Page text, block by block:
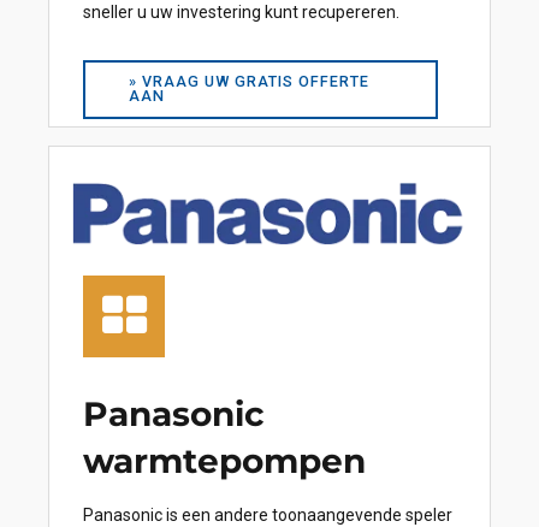
sneller u uw investering kunt recupereren.
» VRAAG UW GRATIS OFFERTE
AAN
Panasonic
warmtepompen
Panasonic is een andere toonaangevende speler